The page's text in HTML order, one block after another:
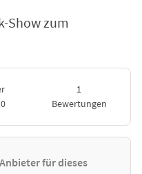
Show zum
1
Bewertungen
für dieses